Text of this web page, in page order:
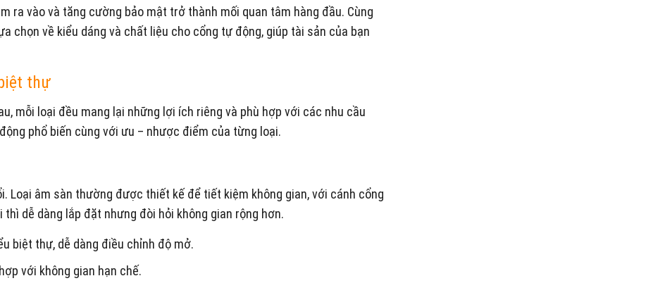
ra vào và tăng cường bảo mật trở thành mối quan tâm hàng đầu. Cùng
chọn về kiểu dáng và chất liệu cho cổng tự động, giúp tài sản của bạn
thự
mỗi loại đều mang lại những lợi ích riêng và phù hợp với các nhu cầu
phổ biến cùng với ưu – nhược điểm của từng loại.
Loại âm sàn thường được thiết kế để tiết kiệm không gian, với cánh cổng
dễ dàng lắp đặt nhưng đòi hỏi không gian rộng hơn.
biệt thự, dễ dàng điều chỉnh độ mở.
với không gian hạn chế.